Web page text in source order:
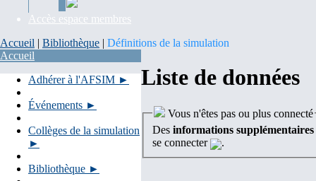
Accès espace membres
Accueil | Bibliothèque | Définitions de la simulation
Accueil
Adhérer à l'AFSIM ►
Événements ►
Collèges de la simulation
►
Bibliothèque ►
Liste de données
Vous n'êtes pas ou plus connecté
Des informations supplémentaires
se connecter
.